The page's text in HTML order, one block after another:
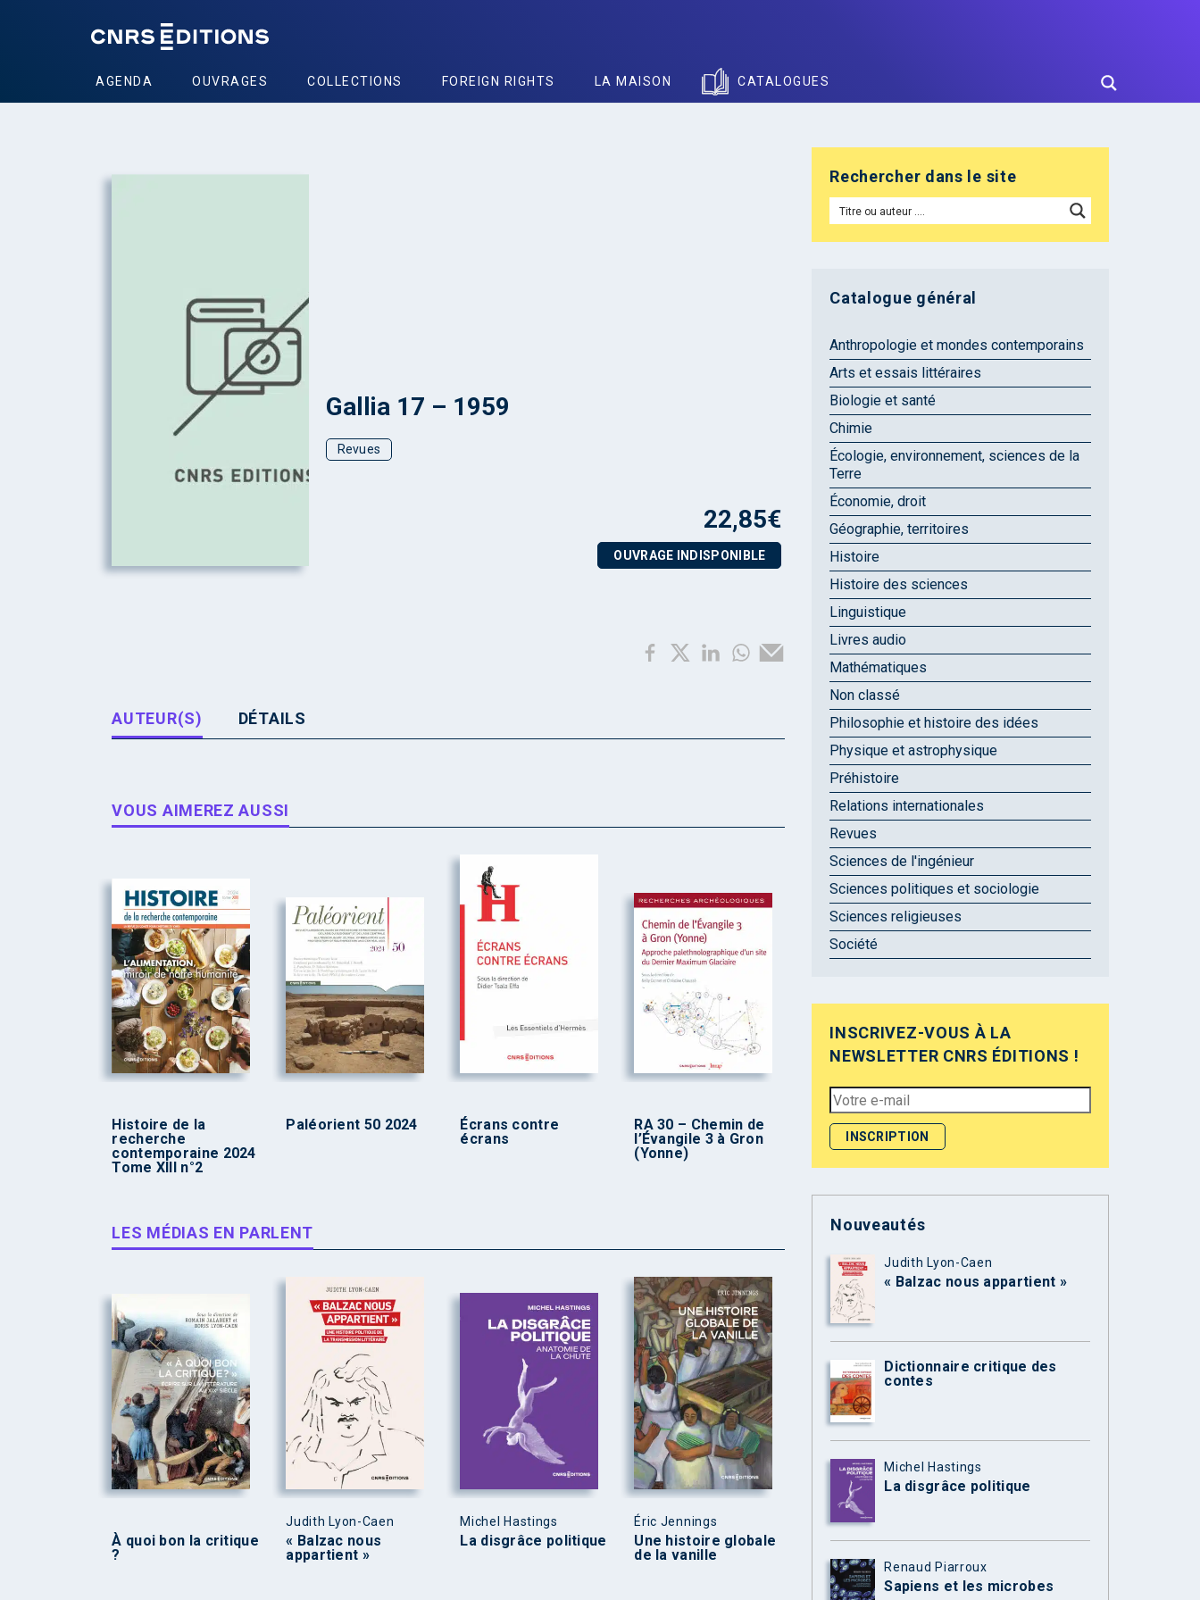
AGENDA OUVRAGES COLLECTIONS FOREIGN RIGHTS LA MAISON CATALOGUES
Gallia 17 – 1959
Revues
22,85€
OUVRAGE INDISPONIBLE
AUTEUR(S) DÉTAILS
VOUS AIMEREZ AUSSI
Histoire de la
recherche
contemporaine 2024
Tome XIII n°2
Paléorient 50 2024
Écrans contre
écrans
RA 30 – Chemin de
l’Évangile 3 à Gron
(Yonne)
LES MÉDIAS EN PARLENT
À quoi bon la critique
?
Judith Lyon-Caen
« Balzac nous
appartient »
Michel Hastings
La disgrâce politique
Éric Jennings
Une histoire globale
de la vanille
Rechercher dans le site
Catalogue général
Anthropologie et mondes contemporains
Arts et essais littéraires
Biologie et santé
Chimie
Écologie, environnement, sciences de la
Terre
Économie, droit
Géographie, territoires
Histoire
Histoire des sciences
Linguistique
Livres audio
Mathématiques
Non classé
Philosophie et histoire des idées
Physique et astrophysique
Préhistoire
Relations internationales
Revues
Sciences de l'ingénieur
Sciences politiques et sociologie
Sciences religieuses
Société
INSCRIVEZ-VOUS À LA
NEWSLETTER CNRS ÉDITIONS !
Nouveautés
Judith Lyon-Caen
« Balzac nous appartient »
Dictionnaire critique des
contes
Michel Hastings
La disgrâce politique
Renaud Piarroux
Sapiens et les microbes